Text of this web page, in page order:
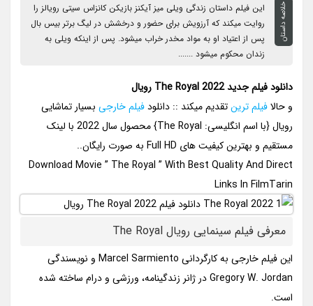
خلاصه داستان
این فیلم داستان زندگی ویلی میز آیکنز بازیکن کانزاس سیتی رویالز را
روایت میکند که آرزویش برای حضور و درخشش در لیگ برتر بیس بال
پس از اعتیاد او به مواد مخدر خراب میشود. پس از اینکه ویلی به
زندان محکوم میشود .......
دانلود فیلم جدید The Royal 2022 رویال
و حالافیلم ترینتقدیم میکند :: دانلودفیلم خارجی بسیار تماشایی
رویال {با اسم انگلیسی: The Royal} محصول سال 2022 با لینک
مستقیم و بهترین کیفیت های Full HD به صورت رایگان..
Download Movie ” The Royal ” With Best Quality And Direct
Links In FilmTarin
معرفی فیلم سینمایی رویال The Royal
این فیلم خارجی به کارگردانی Marcel Sarmiento و نویسندگی
Gregory W. Jordan در ژانر زندگینامه، ورزشی و درام ساخته شده
است.